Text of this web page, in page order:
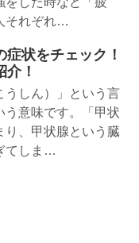
それぞれ…
状をチェック！
！
うしん）」という言
う意味です。「甲状
り、甲状腺という臓
てしま…